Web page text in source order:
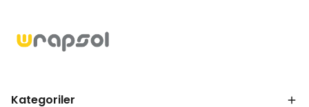
Kategoriler